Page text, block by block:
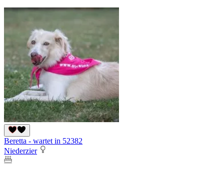
Beretta - wartet in 52382
Niederzier